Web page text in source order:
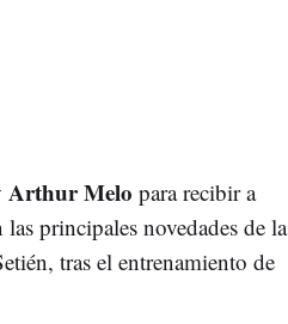
Arthur Melo para recibir a
principales novedades de la
tras el entrenamiento de